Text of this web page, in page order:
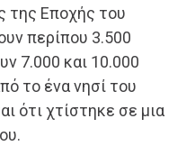
της Εποχής του
περίπου 3.500
7.000 και 10.000
το ένα νησί του
ότι χτίστηκε σε μια